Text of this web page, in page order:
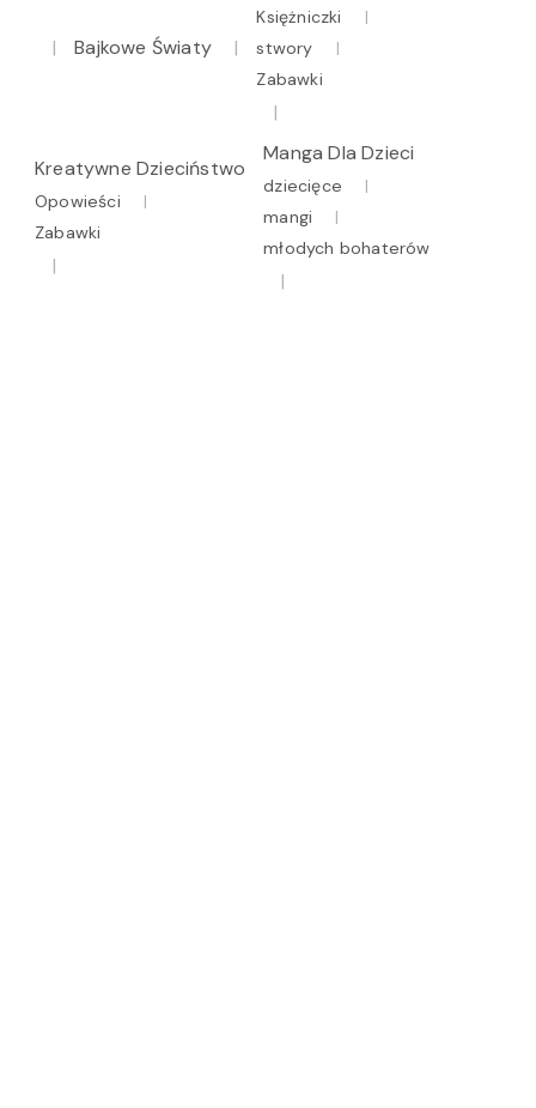
Bajkowe Światy
Księżniczki
stwory
Zabawki
Kreatywne Dzieciństwo
Opowieści
Zabawki
Manga Dla Dzieci
dziecięce
mangi
młodych bohaterów